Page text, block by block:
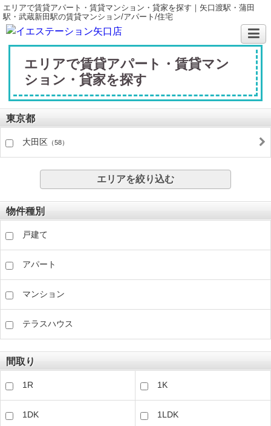
エリアで賃貸アパート・賃貸マンション・貸家を探す｜矢口渡駅・蒲田
駅・武蔵新田駅の賃貸マンション/アパート/住宅
エリアで賃貸アパート・賃貸マン
ション・貸家を探す
東京都
大田区 （58）
エリアを絞り込む
物件種別
戸建て
アパート
マンション
テラスハウス
間取り
1R 1K
1DK 1LDK